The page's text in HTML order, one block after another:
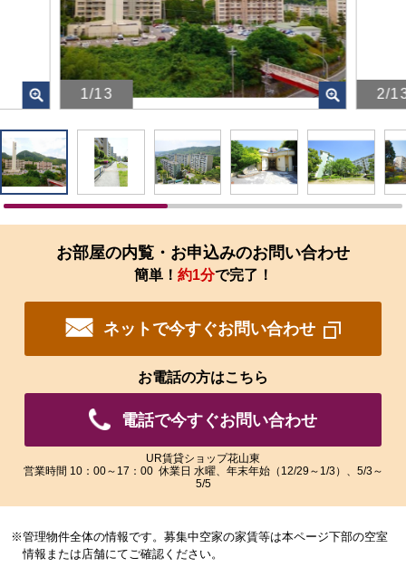
1/13
画
像
を
ク
リ
す
拡
大
さ
い
だ
ま
す。
2/
画
を
ク
リ
拡
い
だ
ま
お部屋の内覧・お申込みのお問い合わせ
簡単！ 約1分で完了！
ネットで今すぐお問い合わせ
お電話の方はこちら
電話で今すぐお問い合わせ
UR賃貸ショップ花山東
営業時間 10：00～17：00 休業日 水曜、年末年始（12/29～1/3）、5/3～
5/5
※管理物件全体の情報です。募集中空家の家賃等は本ページ下部の空室
情報または店舗にてご確認ください。